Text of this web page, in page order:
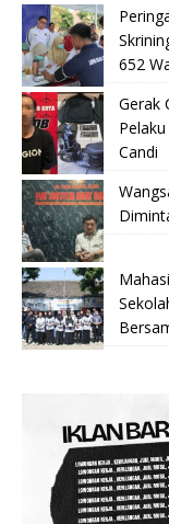
652
Gerak
Candi